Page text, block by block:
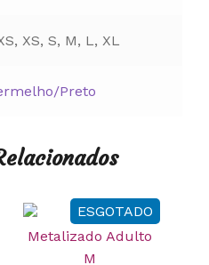
XS, S, M, L, XL
Preto
ESGOTADO